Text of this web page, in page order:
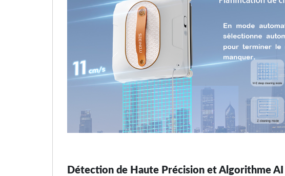
Détection de Haute Précision et Algorithme AI